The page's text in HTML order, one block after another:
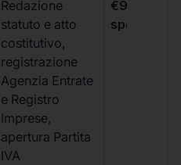
Redazione
statuto e atto
costitutivo,
registrazione
Agenzia Entrate
e Registro
Imprese,
apertura Partita
IVA
€99 + IVA
spese